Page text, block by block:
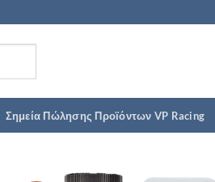
Σημεία Πώλησης Προϊόντων VP Racing